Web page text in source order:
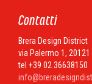
Contatti
Brera Design District
via Palermo 1,
tel +39 02 36638150